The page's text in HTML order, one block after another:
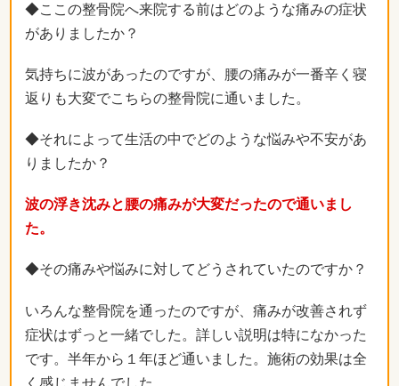
◆ここの整骨院へ来院する前はどのような痛みの症状
がありましたか？
気持ちに波があったのですが、腰の痛みが一番辛く寝
返りも大変でこちらの整骨院に通いました。
◆それによって生活の中でどのような悩みや不安があ
りましたか？
波の浮き沈みと腰の痛みが大変だったので通いまし
た。
◆その痛みや悩みに対してどうされていたのですか？
いろんな整骨院を通ったのですが、痛みが改善されず
症状はずっと一緒でした。詳しい説明は特になかった
です。半年から１年ほど通いました。施術の効果は全
く感じませんでした。